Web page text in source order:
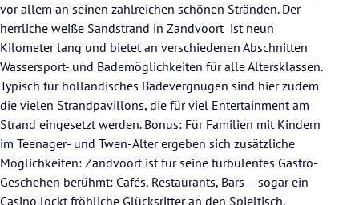
vor allem an seinen zahlreichen schönen Stränden. Der
herrliche weiße Sandstrand in Zandvoort ist neun
Kilometer lang und bietet an verschiedenen Abschnitten
Wassersport- und Bademöglichkeiten für alle Altersklassen.
Typisch für holländisches Badevergnügen sind hier zudem
die vielen Strandpavillons, die für viel Entertainment am
Strand eingesetzt werden. Bonus: Für Familien mit Kindern
im Teenager- und Twen-Alter ergeben sich zusätzliche
Möglichkeiten: Zandvoort ist für seine turbulentes Gastro-
Geschehen berühmt: Cafés, Restaurants, Bars – sogar ein
Casino lockt fröhliche Glücksritter an den Spieltisch.